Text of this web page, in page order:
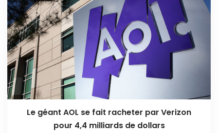
Le géant AOL se fait racheter par Verizon
pour 4,4 milliards de dollars